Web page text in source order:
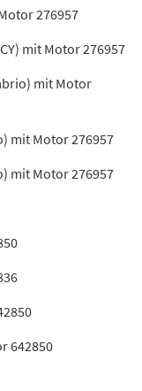
276957
mit Motor 276957
mit Motor
mit Motor 276957
mit Motor 276957
642850